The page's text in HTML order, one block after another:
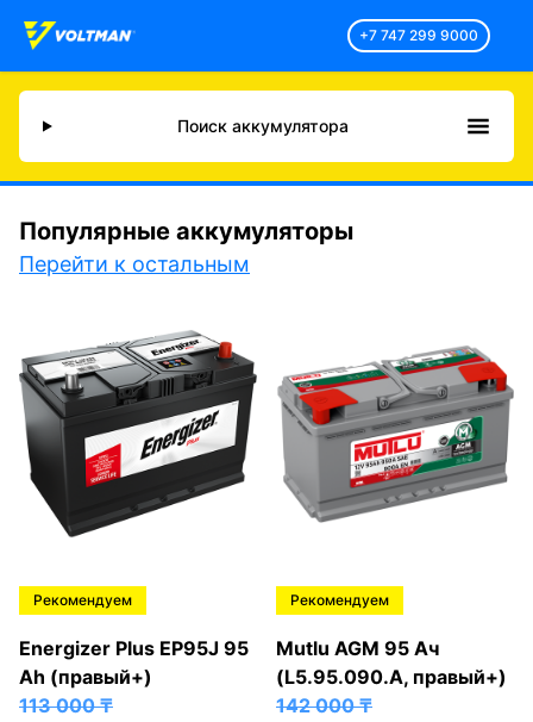
+7 747 299 9000
Поиск аккумулятора
Популярные аккумуляторы
Перейти к остальным
Рекомендуем
Energizer Plus EP95J 95
Ah (правый+)
113 000₸
Рекомендуем
Mutlu AGM 95 Ач
(L5.95.090.A, правый+)
142 000₸